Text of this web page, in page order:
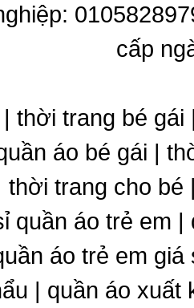
cấp
| thời trang bé gái
áo bé gái |
thời trang cho
quần áo trẻ em
áo trẻ em
| quần áo xuất